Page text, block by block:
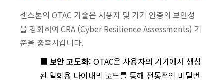
센스톤의 OTAC 기술은 사용자 및 기기 인증의 보안성
을 강화하여 CRA (Cyber Resilience Assessments) 기
준을 충족시킵니다.
■ 보안 고도화: OTAC은 사용자의 기기에서 생성
된 일회용 다이내믹 코드를 통해 전통적인 비밀번